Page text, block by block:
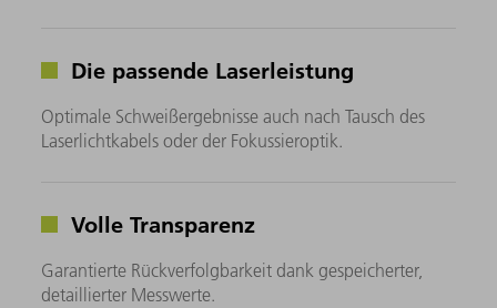
Die passende Laserleistung
Optimale Schweißergebnisse auch nach Tausch des
Laserlichtkabels oder der Fokussieroptik.
Volle Transparenz
Garantierte Rückverfolgbarkeit dank gespeicherter,
detaillierter Messwerte.